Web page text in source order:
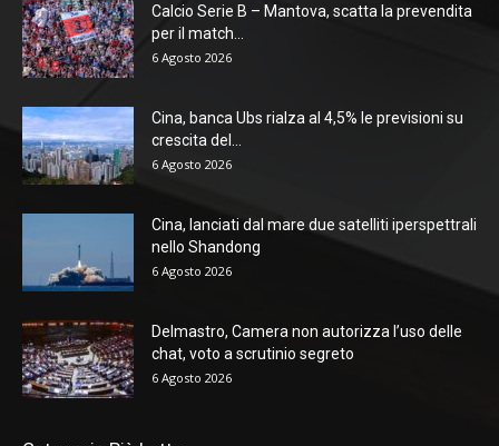
Calcio Serie B – Mantova, scatta la prevendita
per il match...
6 Agosto 2026
Cina, banca Ubs rialza al 4,5% le previsioni su
crescita del...
6 Agosto 2026
Cina, lanciati dal mare due satelliti iperspettrali
nello Shandong
6 Agosto 2026
Delmastro, Camera non autorizza l’uso delle
chat, voto a scrutinio segreto
6 Agosto 2026